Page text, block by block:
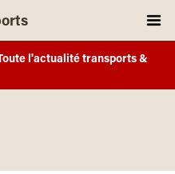
l'actualité transports &